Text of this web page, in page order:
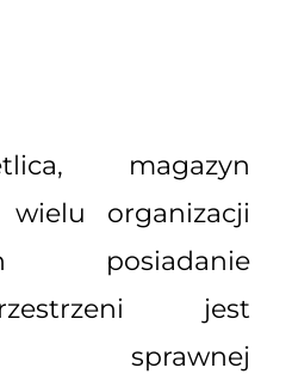
magazyn
organizacji
posiadanie
jest
sprawnej